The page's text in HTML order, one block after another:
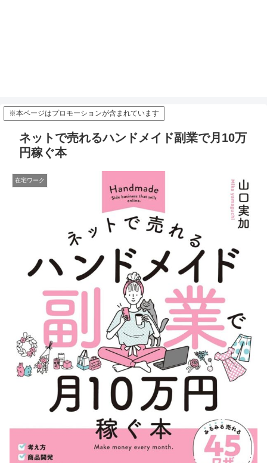
※本ページはプロモーションが含まれています
ネットで売れるハンドメイド副業で月10万
円稼ぐ本
在宅ワーク